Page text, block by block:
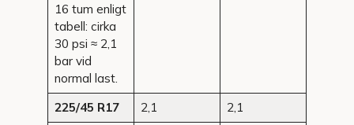
16 tum enligt
tabell: cirka
30 psi ≈ 2,1
bar vid
normal last.
225/45 R17
2,1
2,1